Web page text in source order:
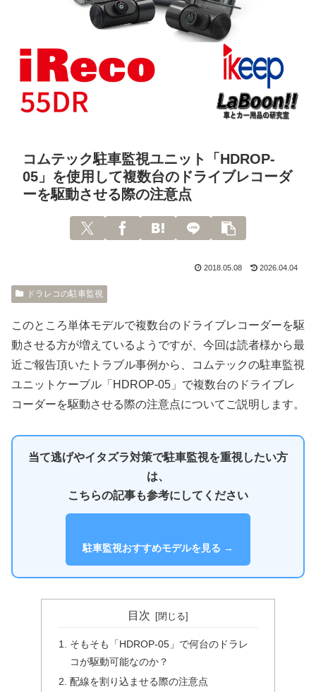
コムテック駐車監視ユニット「HDROP-
05」を使用して複数台のドライブレコーダ
ーを駆動させる際の注意点
2018.05.08 2026.04.04
ドラレコの駐車監視
このところ単体モデルで複数台のドライブレコーダーを駆
動させる方が増えているようですが、今回は読者様から最
近ご報告頂いたトラブル事例から、コムテックの駐車監視
ユニットケーブル「HDROP-05」で複数台のドライブレ
コーダーを駆動させる際の注意点についてご説明します。
当て逃げやイタズラ対策で駐車監視を重視したい方
は、
こちらの記事も参考にしてください
駐車監視おすすめモデルを見る →
目次
そもそも「HDROP-05」で何台のドラレ
コが駆動可能なのか？
配線を割り込ませる際の注意点